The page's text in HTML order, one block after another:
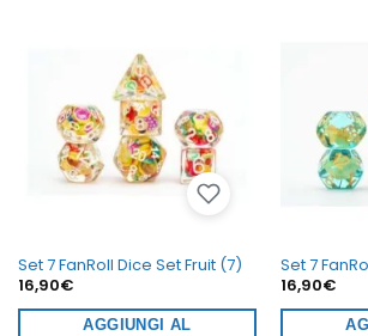
Set 7 FanRoll Dice Set Fruit (7)
16,90€
AGGIUNGI AL
Set 7
16,90€